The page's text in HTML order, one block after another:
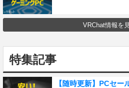
VRChat情報を
特集記事
【随時更新】PCセ